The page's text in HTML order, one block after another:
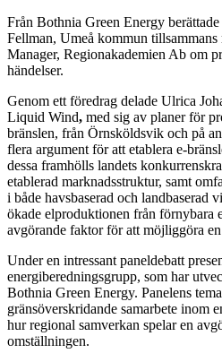
Från Bothnia Green Energy
Fellman, Umeå kommun
Manager, Regionakademien Ab om
händelser.
Genom ett föredrag delade Ulrica
Liquid Wind, med sig av planer för
bränslen, från Örnsköldsvik och på
flera argument för att etablera e-
dessa framhölls landets
etablerad marknadsstruktur, samt
i både havsbaserad och landbaserad
ökade elproduktionen från förnybara
avgörande faktor för att möjliggöra
Under en intressant paneldebatt
energiberedningsgrupp, som har
Bothnia Green Energy. Panelens
gränsöverskridande samarbete inom
hur regional samverkan spelar en
omställningen.